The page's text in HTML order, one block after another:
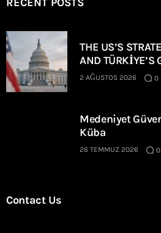
THE US’S
AND TÜRKİYE’S
2 AĞUSTOS 2026 0
Medeniyet
Küba
26 TEMMUZ 2026 0
Contact Us